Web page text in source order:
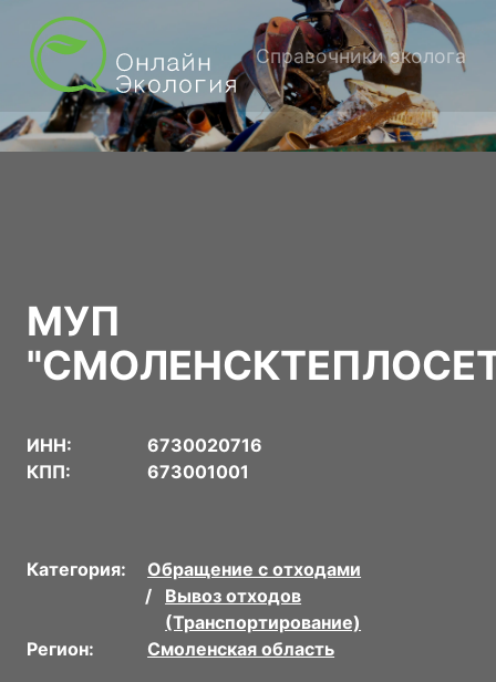
Справочники эколога
МУП
ИНН:
6730020716
КПП:
673001001
Категория:
Обращение с отходами
Вывоз отходов
(Транспортирование)
Регион:
Смоленская область